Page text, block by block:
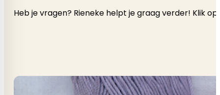
Heb je vragen? Rieneke helpt je graag verder! Klik